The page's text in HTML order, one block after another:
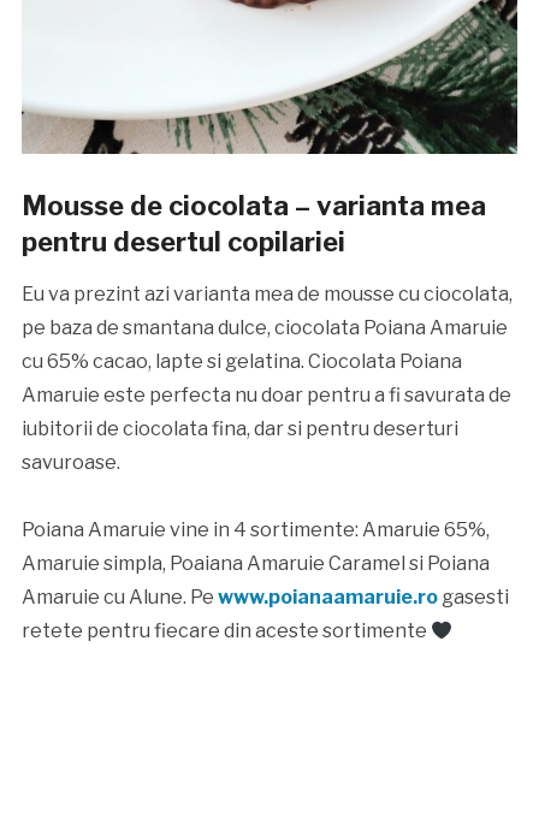
Mousse de ciocolata – varianta mea
pentru desertul copilariei
Eu va prezint azi varianta mea de mousse cu ciocolata,
pe baza de smantana dulce, ciocolata Poiana Amaruie
cu 65% cacao, lapte si gelatina. Ciocolata Poiana
Amaruie este perfecta nu doar pentru a fi savurata de
iubitorii de ciocolata fina, dar si pentru deserturi
savuroase.
Poiana Amaruie vine in 4 sortimente: Amaruie 65%,
Amaruie simpla, Poaiana Amaruie Caramel si Poiana
Amaruie cu Alune. Pe www.poianaamaruie.rogasesti
retete pentru fiecare din aceste sortimente